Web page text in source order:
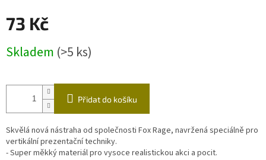
73 Kč
cena:
Skladem (>5 ks)
Přidat do košíku
Skvělá nová nástraha od společnosti Fox Rage, navržená speciálně pro
vertikální prezentační techniky.
- Super měkký materiál pro vysoce realistickou akci a pocit.